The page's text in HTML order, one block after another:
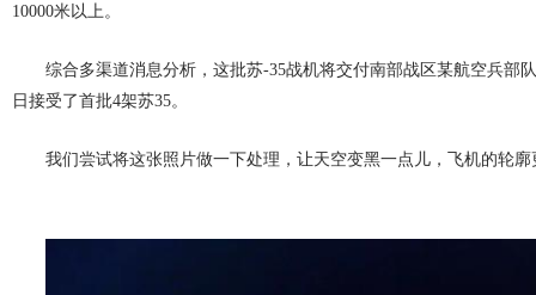
10000米以上。
综合多渠道消息分析，这批苏-35战机将交付南部战区某航空兵部
日接受了首批4架苏35。
我们尝试将这张照片做一下处理，让天空变黑一点儿，飞机的轮廓